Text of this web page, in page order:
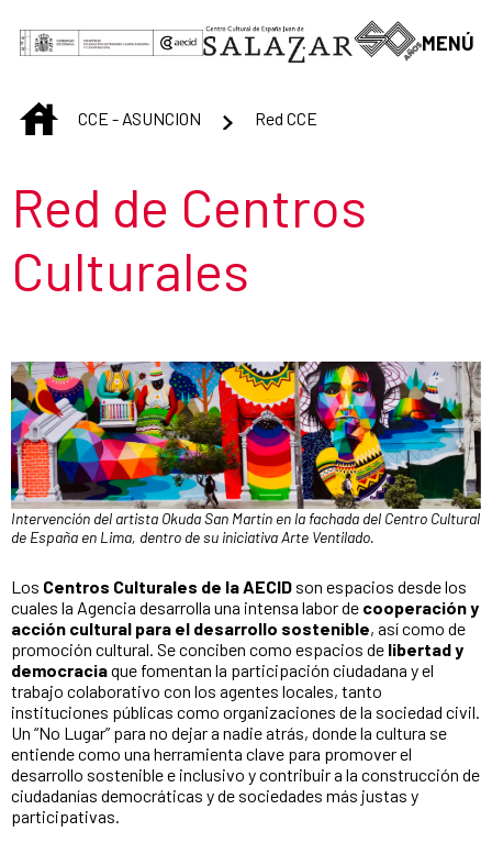
Saltar al contenido principal
MENÚ
INICIOCCE - ASUNCION Red CCE
Título de la sección
Red de Centros
Culturales
Intervención del artista Okuda San Martín en la fachada del Centro Cultural
de España en Lima, dentro de su iniciativa Arte Ventilado.
Los Centros Culturales de la AECID son espacios desde los
cuales la Agencia desarrolla una intensa labor de cooperación y
acción cultural para el desarrollo sostenible, así como de
promoción cultural. Se conciben como espacios de libertad y
democraciaque fomentan la participación ciudadana y el
trabajo colaborativo con los agentes locales, tanto
instituciones públicas como organizaciones de la sociedad civil.
Un “No Lugar” para no dejar a nadie atrás, donde la cultura se
entiende como una herramienta clave para promover el
desarrollo sostenible e inclusivo y contribuir a la construcción de
ciudadanías democráticas y de sociedades más justas y
participativas.